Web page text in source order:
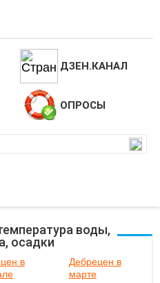
ДЗЕН.КАНАЛ
ОПРОСЫ
воды,
осадки
в
Дебрецен в
марте